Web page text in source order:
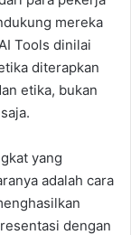
mereka
Tools dinilai
diterapkan
etika, bukan
yang
adalah cara
dengan